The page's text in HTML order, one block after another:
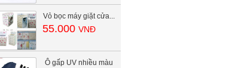
Vỏ bọc máy giặt cửa...
55.000VNĐ
Ô gấp UV nhiều màu